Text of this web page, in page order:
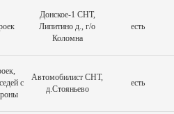
Донское-1 СНТ,
Липитино д., г/о
Коломна
есть
с
Автомобилист СНТ,
д.Стояньево
есть